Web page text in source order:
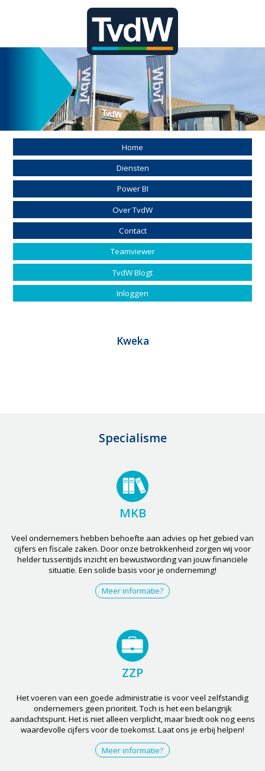
Home
Diensten
Power BI
Over TvdW
Contact
Teamviewer
TvdW Blogt
Inloggen
Kweka
Specialisme
MKB
Veel ondernemers hebben behoefte aan advies op het gebied van
cijfers en fiscale zaken. Door onze betrokkenheid zorgen wij voor
helder tussentijds inzicht en bewustwording van jouw financiële
situatie. Een solide basis voor je onderneming!
Meer informatie?
ZZP
Het voeren van een goede administratie is voor veel zelfstandig
ondernemers geen prioriteit. Toch is het een belangrijk
aandachtspunt. Het is niet alleen verplicht, maar biedt ook nog eens
waardevolle cijfers voor de toekomst. Laat ons je erbij helpen!
Meer informatie?